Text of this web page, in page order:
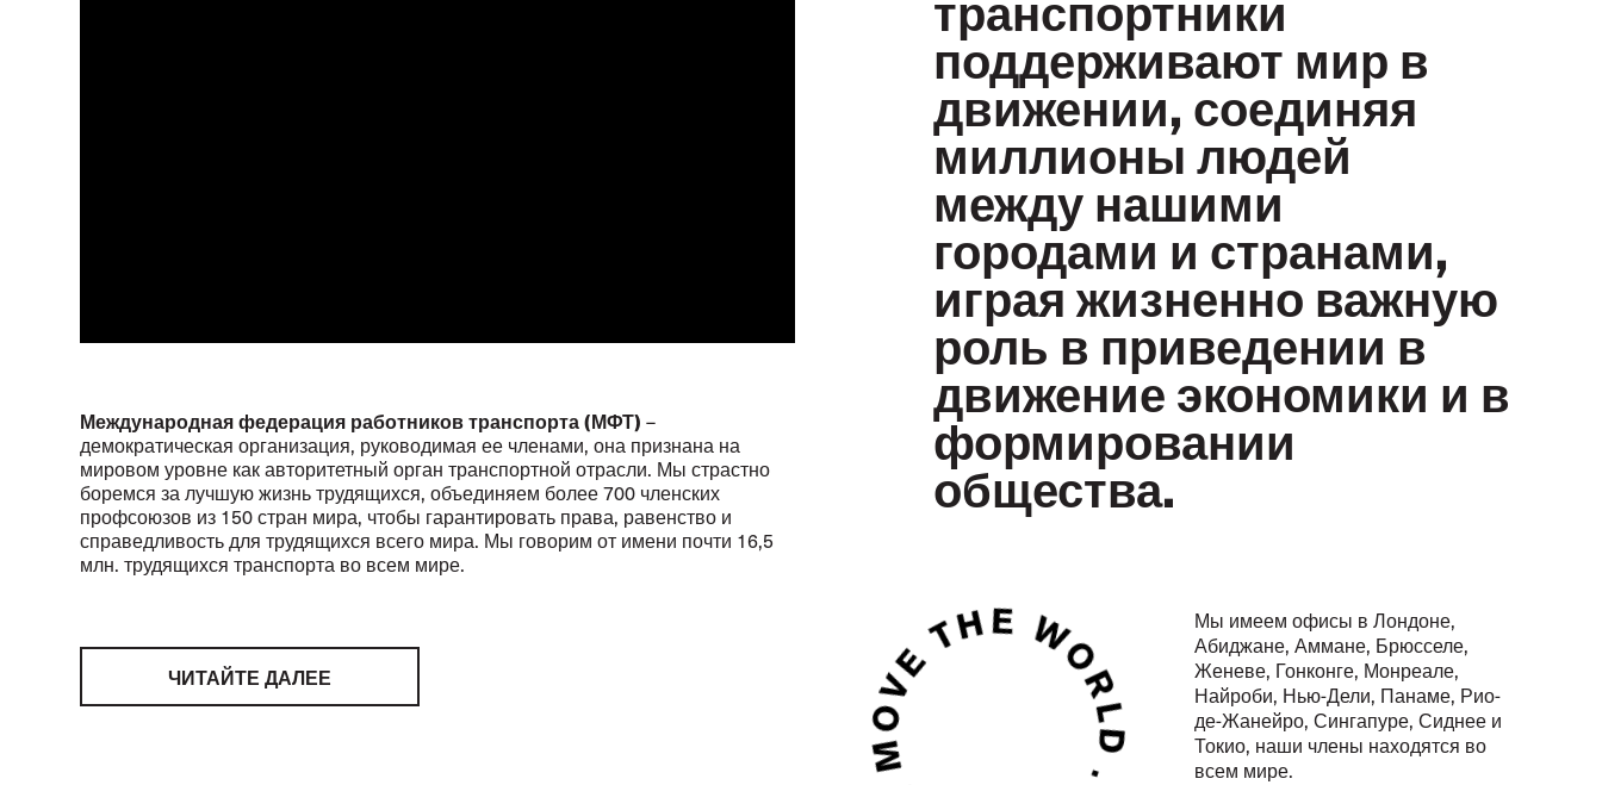
Международная федерация работников транспорта (МФТ) –
демократическая организация, руководимая ее членами, она признана на
мировом уровне как авторитетный орган транспортной отрасли. Мы страстно
боремся за лучшую жизнь трудящихся, объединяем более 700 членских
профсоюзов из 150 стран мира, чтобы гарантировать права, равенство и
справедливость для трудящихся всего мира. Мы говорим от имени почти 16,5
млн. трудящихся транспорта во всем мире.
ЧИТАЙТЕ ДАЛЕЕ
поддерживают мир в
движении, соединяя
миллионы людей
между нашими
городами и странами,
играя жизненно важную
роль в приведении в
движение экономики и в
формировании
общества.
Мы имеем офисы в Лондоне,
Абиджане, Аммане, Брюсселе,
Женеве, Гонконге, Монреале,
Найроби, Нью-Дели, Панаме, Рио-
де-Жанейро, Сингапуре, Сиднее и
Токио, наши члены находятся во
всем мире.